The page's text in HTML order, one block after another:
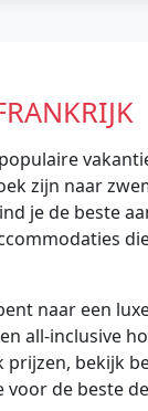
populaire
zijn naar
je de beste
naar een
all-inclusive
prijzen, bekijk
de beste